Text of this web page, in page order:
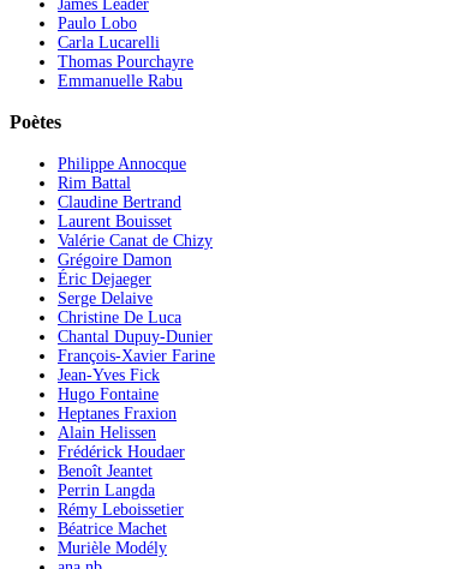
James Leader
Paulo Lobo
Carla Lucarelli
Thomas Pourchayre
Emmanuelle Rabu
Poètes
Philippe Annocque
Rim Battal
Claudine Bertrand
Laurent Bouisset
Valérie Canat de Chizy
Grégoire Damon
Éric Dejaeger
Serge Delaive
Christine De Luca
Chantal Dupuy-Dunier
François-Xavier Farine
Jean-Yves Fick
Hugo Fontaine
Heptanes Fraxion
Alain Helissen
Frédérick Houdaer
Benoît Jeantet
Perrin Langda
Rémy Leboissetier
Béatrice Machet
Murièle Modély